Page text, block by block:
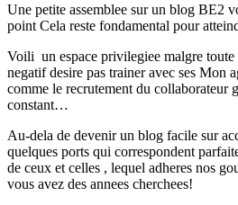
Une petite assemblee sur un blog BE2
point Cela reste fondamental pour
Voili un espace privilegiee malgre toute
negatif desire pas trainer avec ses Mon
comme le recrutement du collaborateur
constant…
Au-dela de devenir un blog facile sur
quelques ports qui correspondent
de ceux et celles , lequel adheres nos
vous avez des annees cherchees!